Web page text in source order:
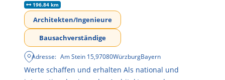
196.84 km
Architekten/Ingenieure
Bausachverständige
Adresse: Am Stein 15,97080WürzburgBayern
Werte schaffen und erhalten Als national und